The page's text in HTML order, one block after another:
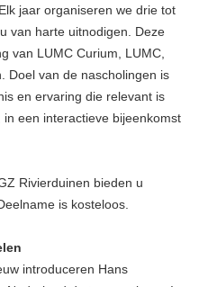
jaar organiseren we drie tot
van harte uitnodigen. Deze
van LUMC Curium, LUMC,
Doel van de nascholingen is
en ervaring die relevant is
een interactieve bijeenkomst
Rivierduinen bieden u
is kosteloos.
introduceren Hans